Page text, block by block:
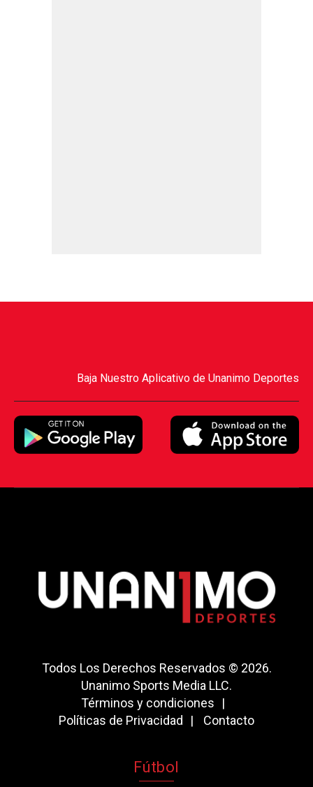
Baja Nuestro Aplicativo de Unanimo Deportes
Todos Los Derechos Reservados © 2026.
Unanimo Sports Media LLC.
Términos y condiciones
Políticas de Privacidad
Contacto
Fútbol